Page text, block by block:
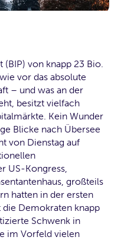
von knapp 23 Bio.
vor das absolute
– und was an der
besitzt vielfach
Kein Wunder
Blicke nach Übersee
von Dienstag auf
US-Kongress,
großteils
hatten in der ersten
Demokraten knapp
Schwenk in
im Vorfeld vielen